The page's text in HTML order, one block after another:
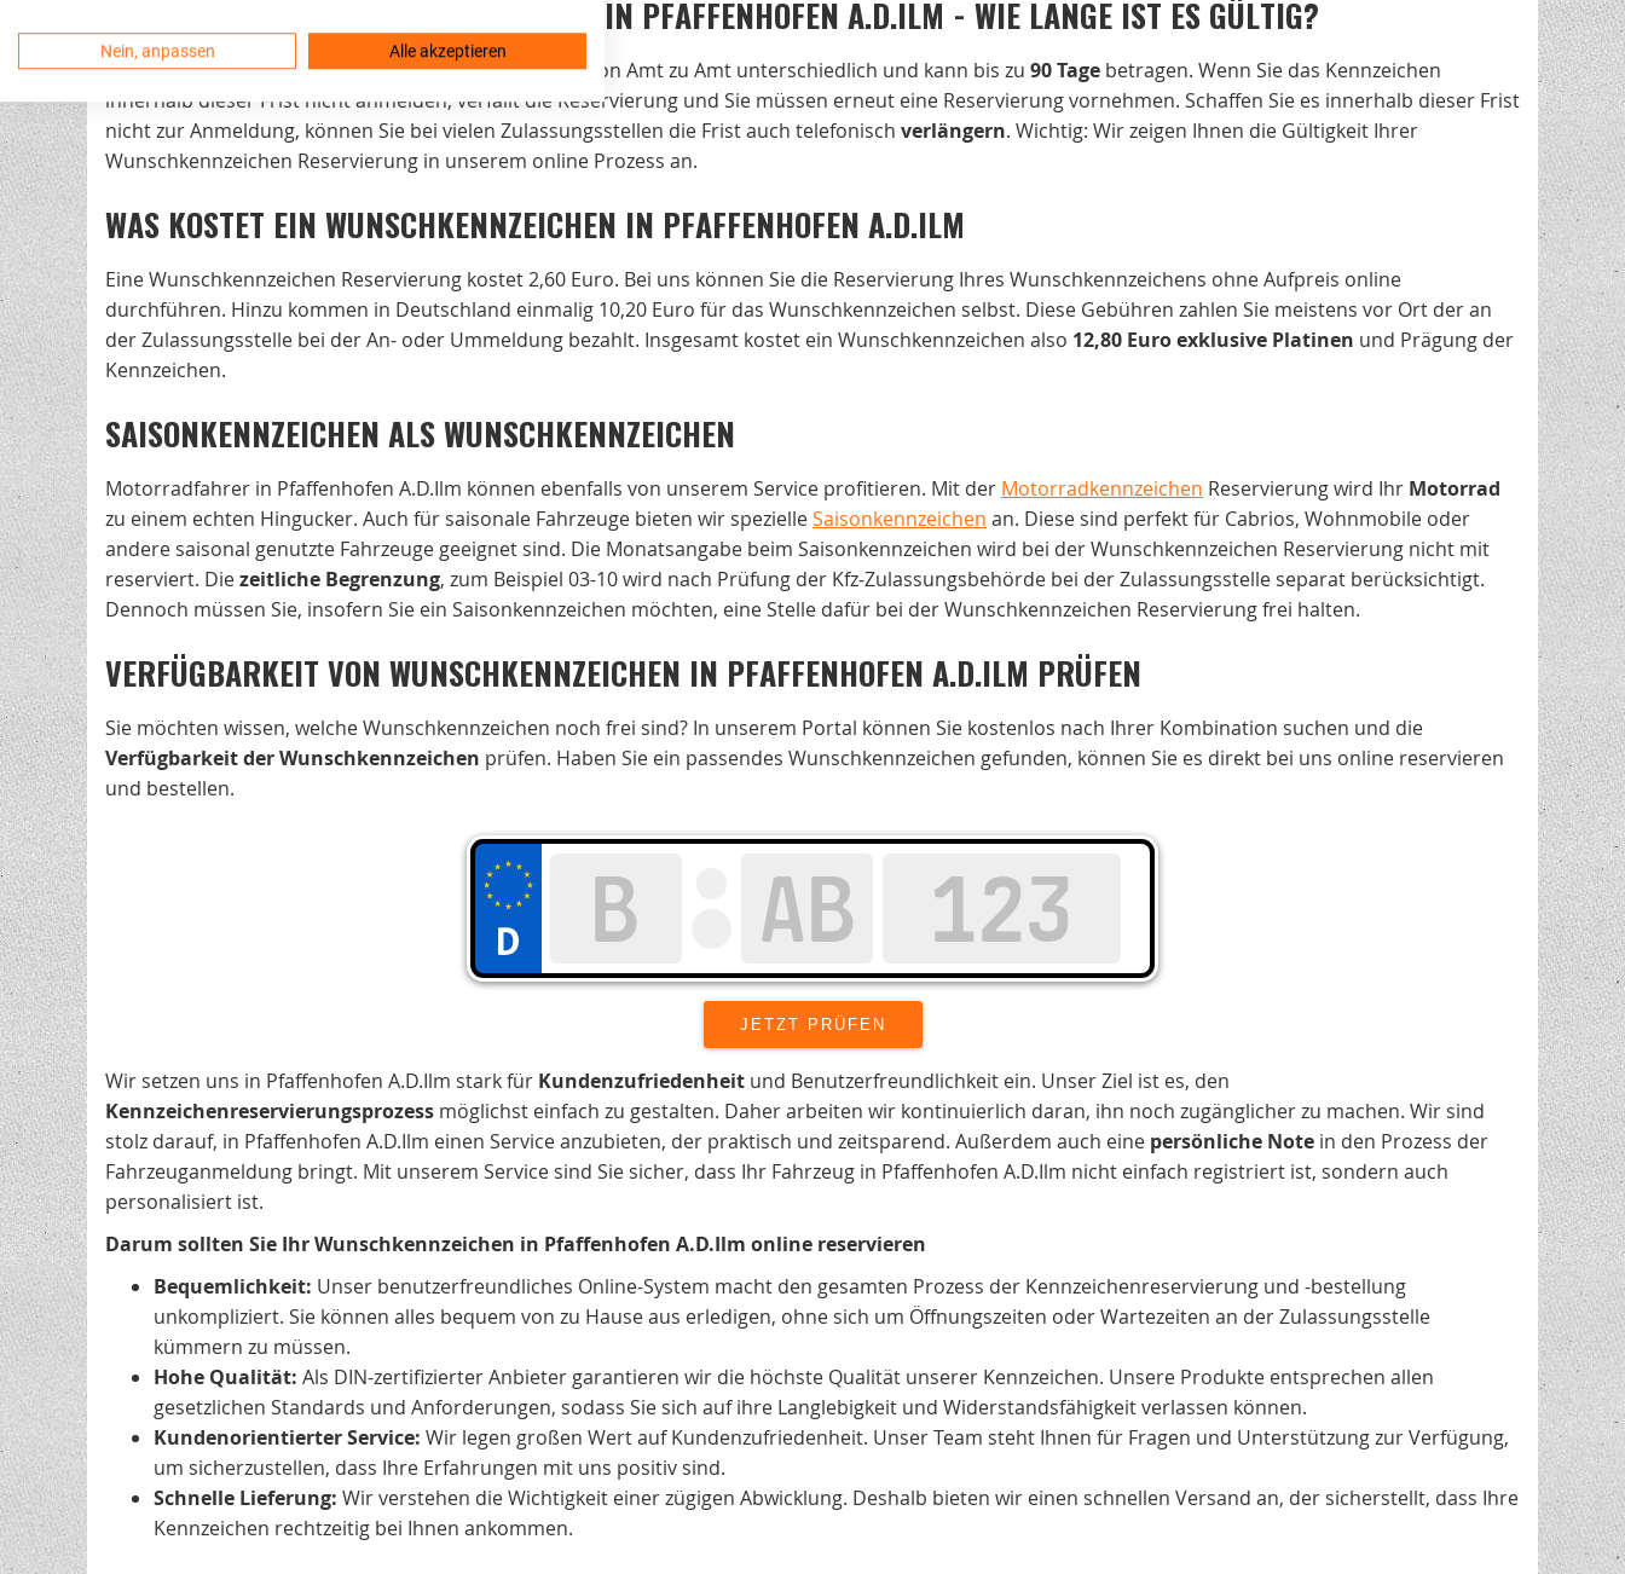
WUNSCHKENNZEICHEN RESERVIERING IN PFAFFENHOFEN A.D.ILM - WIE LANGE IST ES GÜLTIG?
Die Reservierungsdauer von Wunschkennzeichen ist von Amt zu Amt unterschiedlich und kann bis zu 90 Tage betragen. Wenn Sie das Kennzeichen
innerhalb dieser Frist nicht anmelden, verfällt die Reservierung und Sie müssen erneut eine Reservierung vornehmen. Schaffen Sie es innerhalb dieser Frist
nicht zur Anmeldung, können Sie bei vielen Zulassungsstellen die Frist auch telefonisch verlängern. Wichtig: Wir zeigen Ihnen die Gültigkeit Ihrer
Wunschkennzeichen Reservierung in unserem online Prozess an.
WAS KOSTET EIN WUNSCHKENNZEICHEN IN PFAFFENHOFEN A.D.ILM
Eine Wunschkennzeichen Reservierung kostet 2,60 Euro. Bei uns können Sie die Reservierung Ihres Wunschkennzeichens ohne Aufpreis online
durchführen. Hinzu kommen in Deutschland einmalig 10,20 Euro für das Wunschkennzeichen selbst. Diese Gebühren zahlen Sie meistens vor Ort der an
der Zulassungsstelle bei der An- oder Ummeldung bezahlt. Insgesamt kostet ein Wunschkennzeichen also 12,80 Euro exklusive Platinen und Prägung der
Kennzeichen.
SAISONKENNZEICHEN ALS WUNSCHKENNZEICHEN
Motorradfahrer in Pfaffenhofen A.D.Ilm können ebenfalls von unserem Service profitieren. Mit der Motorradkennzeichen Reservierung wird Ihr Motorrad
zu einem echten Hingucker. Auch für saisonale Fahrzeuge bieten wir spezielleSaisonkennzeichen an. Diese sind perfekt für Cabrios, Wohnmobile oder
andere saisonal genutzte Fahrzeuge geeignet sind. Die Monatsangabe beim Saisonkennzeichen wird bei der Wunschkennzeichen Reservierung nicht mit
reserviert. Diezeitliche Begrenzung, zum Beispiel 03-10 wird nach Prüfung der Kfz-Zulassungsbehörde bei der Zulassungsstelle separat berücksichtigt.
Dennoch müssen Sie, insofern Sie ein Saisonkennzeichen möchten, eine Stelle dafür bei der Wunschkennzeichen Reservierung frei halten.
VERFÜGBARKEIT VON WUNSCHKENNZEICHEN IN PFAFFENHOFEN A.D.ILM PRÜFEN
Sie möchten wissen, welche Wunschkennzeichen noch frei sind? In unserem Portal können Sie kostenlos nach Ihrer Kombination suchen und die
Verfügbarkeit der Wunschkennzeichen prüfen. Haben Sie ein passendes Wunschkennzeichen gefunden, können Sie es direkt bei uns online reservieren
und bestellen.
Wir setzen uns in Pfaffenhofen A.D.Ilm stark für Kundenzufriedenheit und Benutzerfreundlichkeit ein. Unser Ziel ist es, den
Kennzeichenreservierungsprozess möglichst einfach zu gestalten. Daher arbeiten wir kontinuierlich daran, ihn noch zugänglicher zu machen. Wir sind
stolz darauf, in Pfaffenhofen A.D.Ilm einen Service anzubieten, der praktisch und zeitsparend. Außerdem auch eine persönliche Note in den Prozess der
Fahrzeuganmeldung bringt. Mit unserem Service sind Sie sicher, dass Ihr Fahrzeug in Pfaffenhofen A.D.Ilm nicht einfach registriert ist, sondern auch
personalisiert ist.
Darum sollten Sie Ihr Wunschkennzeichen in Pfaffenhofen A.D.Ilm online reservieren
Bequemlichkeit: Unser benutzerfreundliches Online-System macht den gesamten Prozess der Kennzeichenreservierung und -bestellung
unkompliziert. Sie können alles bequem von zu Hause aus erledigen, ohne sich um Öffnungszeiten oder Wartezeiten an der Zulassungsstelle
kümmern zu müssen.
Hohe Qualität: Als DIN-zertifizierter Anbieter garantieren wir die höchste Qualität unserer Kennzeichen. Unsere Produkte entsprechen allen
gesetzlichen Standards und Anforderungen, sodass Sie sich auf ihre Langlebigkeit und Widerstandsfähigkeit verlassen können.
Kundenorientierter Service: Wir legen großen Wert auf Kundenzufriedenheit. Unser Team steht Ihnen für Fragen und Unterstützung zur Verfügung,
um sicherzustellen, dass Ihre Erfahrungen mit uns positiv sind.
Schnelle Lieferung: Wir verstehen die Wichtigkeit einer zügigen Abwicklung. Deshalb bieten wir einen schnellen Versand an, der sicherstellt, dass Ihre
Kennzeichen rechtzeitig bei Ihnen ankommen.
Nein, anpassen Alle akzeptieren